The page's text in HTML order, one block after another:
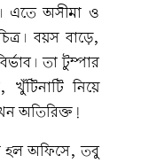
এতে অসীমা ও
বয়স বাড়ে,
তা টুম্পার
নিয়ে
অতিরিক্ত!
হল অফিসে, তবু